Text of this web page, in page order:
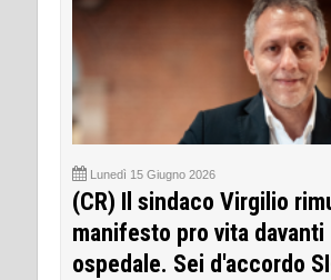
Lunedì 15 Giugno 2026
(CR) Il sindaco Virgilio
manifesto pro vita davanti
ospedale. Sei d'accordo